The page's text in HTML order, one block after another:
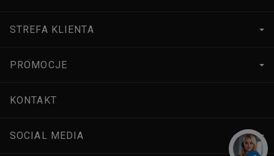
STREFA KLIENTA
PROMOCJE
KONTAKT
SOCIAL MEDIA